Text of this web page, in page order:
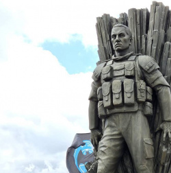
Перейти к основному содержанию